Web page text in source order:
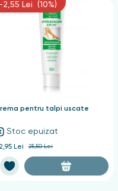
-2,55 Lei (10%)
pentru talpi uscate
Stoc epuizat
Lei 25,50 Lei